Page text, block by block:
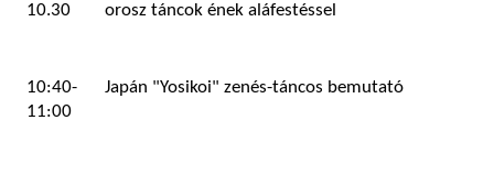
10.30
orosz táncok ének aláfestéssel
10:40-
11:00
Japán "Yosikoi" zenés-táncos bemutató